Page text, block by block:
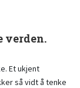
verden.
Et ukjent
så vidt å tenke